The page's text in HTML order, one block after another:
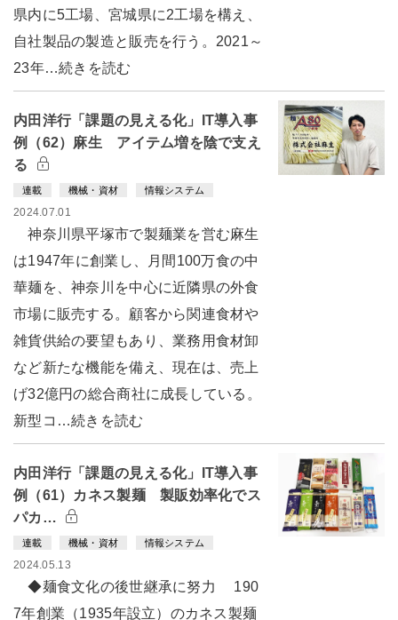
県内に5工場、宮城県に2工場を構え、
自社製品の製造と販売を行う。2021～
23年…続きを読む
内田洋行「課題の見える化」IT導入事
例（62）麻生 アイテム増を陰で支え
る
連載 機械・資材 情報システム
2024.07.01
神奈川県平塚市で製麺業を営む麻生
は1947年に創業し、月間100万食の中
華麺を、神奈川を中心に近隣県の外食
市場に販売する。顧客から関連食材や
雑貨供給の要望もあり、業務用食材卸
など新たな機能を備え、現在は、売上
げ32億円の総合商社に成長している。
新型コ…続きを読む
内田洋行「課題の見える化」IT導入事
例（61）カネス製麺 製販効率化でス
パカ…
連載 機械・資材 情報システム
2024.05.13
◆麺食文化の後世継承に努力 190
7年創業（1935年設立）のカネス製麺